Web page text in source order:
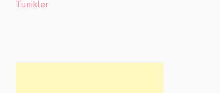
Tunikler